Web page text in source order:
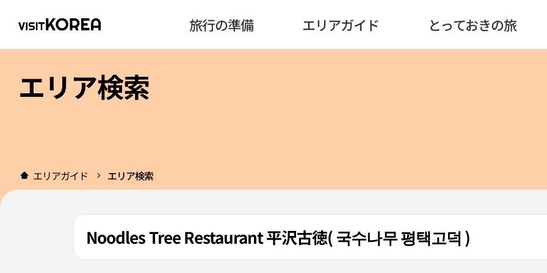
旅行の準備 エリアガイド とっておきの旅
エリア検索
エリアガイド エリア検索
Noodles Tree Restaurant 平沢古徳( 국수나무 평택고덕 )